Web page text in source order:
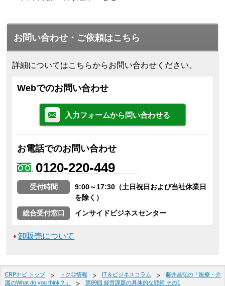
お問い合わせ・ご依頼はこちら
詳細についてはこちらからお問い合わせください。
Webでのお問い合わせ
入力フォームから問い合わせる
お電話でのお問い合わせ
0120-220-449
受付時間
9:00～17:30（土日祝日および当社休業日
を除く）
総合受付窓口
インサイドビジネスセンター
卸販売について
ERPナビ トップ トク◎情報 IT＆ビジネスコラム
藤井昌弘の「医療・介
護のWhat do you think？」
第89回 経営課題の具体的な戦術 その1